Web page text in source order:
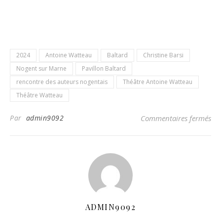
2024 Antoine Watteau Baltard
Christine Barsi
Nogent sur Marne
Pavillon Baltard
rencontre des auteurs nogentais
Théâtre Antoine Watteau
Théâtre Watteau
Par admin9092 Commentaires fermés
ADMIN9092